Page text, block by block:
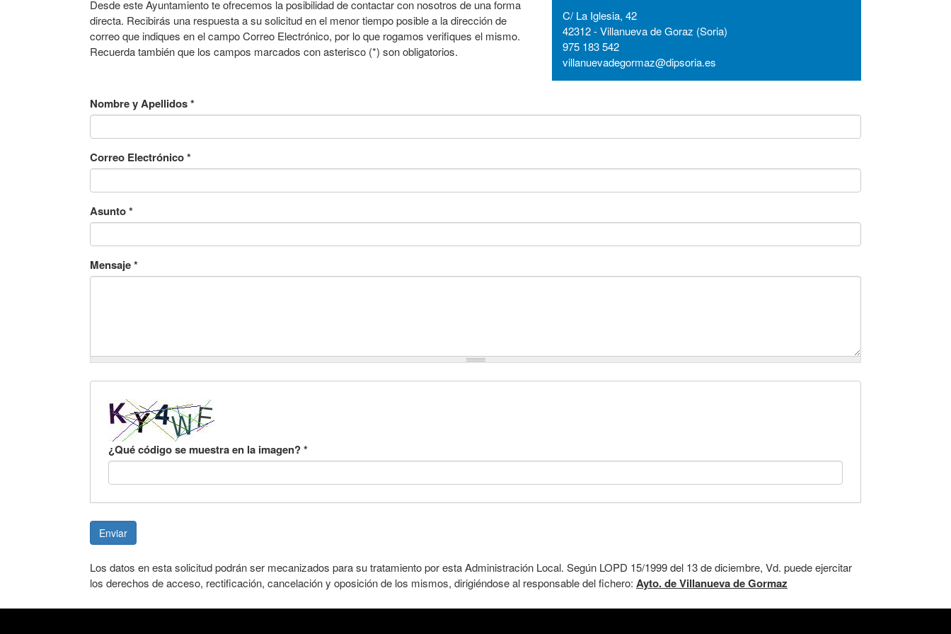
C/ La Iglesia, 42
42312 - Villanueva de Goraz (Soria)
975 183 542
villanuevadegormaz@dipsoria.es
Desde este Ayuntamiento te ofrecemos la posibilidad de contactar con nosotros de una forma
directa. Recibirás una respuesta a su solicitud en el menor tiempo posible a la dirección de
correo que indiques en el campo Correo Electrónico, por lo que rogamos verifiques el mismo.
Recuerda también que los campos marcados con asterisco (*) son obligatorios.
Nombre y Apellidos*
Correo Electrónico*
Asunto*
Mensaje*
¿Qué código se muestra en la imagen?*
Enviar
Los datos en esta solicitud podrán ser mecanizados para su tratamiento por esta Administración Local. Según LOPD 15/1999 del 13 de diciembre, Vd. puede ejercitar
los derechos de acceso, rectificación, cancelación y oposición de los mismos, dirigiéndose al responsable del fichero: Ayto. de Villanueva de Gormaz